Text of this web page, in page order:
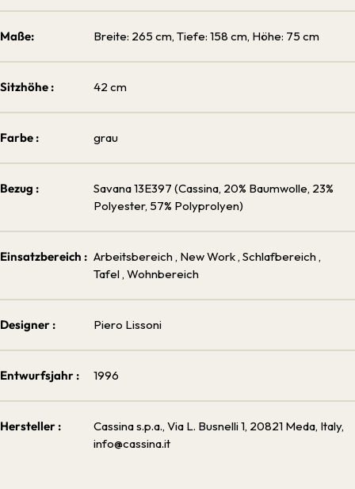
Maße: Breite: 265 cm, Tiefe: 158 cm, Höhe: 75 cm
Sitzhöhe : 42 cm
Farbe : grau
Bezug :
Savana 13E397 (Cassina, 20% Baumwolle, 23%
Polyester, 57% Polyprolyen)
Einsatzbereich : Arbeitsbereich , New Work , Schlafbereich ,
Tafel , Wohnbereich
Designer : Piero Lissoni
Entwurfsjahr : 1996
Hersteller :
Cassina s.p.a., Via L. Busnelli 1, 20821 Meda, Italy,
info@cassina.it